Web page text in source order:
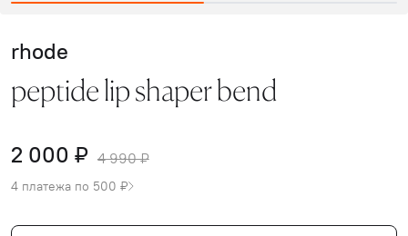
rhode
peptide lip shaper bend
2 000 ₽ 4 990 ₽
4 платежа по 500 ₽